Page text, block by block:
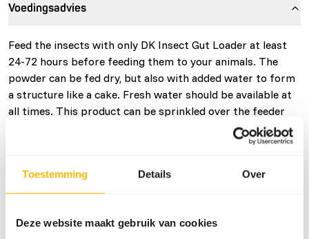
Toestemming Details Over
Deze website maakt gebruik van cookies
Voedingsadvies
Feed the insects with only DK Insect Gut Loader at least
24-72 hours before feeding them to your animals. The
powder can be fed dry, but also with added water to form
a structure like a cake. Fresh water should be available at
all times. This product can be sprinkled over the feeder
insects before feeding for additional supplementation as